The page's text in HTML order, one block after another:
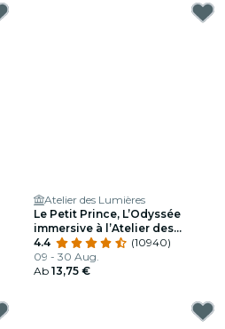
Atelier des Lumières
Le Petit Prince, L’Odyssée
immersive à l’Atelier des
Lumières
4.4
(10940)
09 - 30 Aug.
Ab 13,75 €